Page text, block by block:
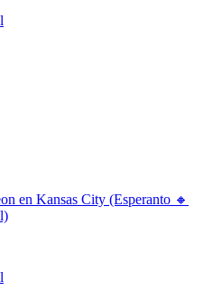
en Kansas City (Esperanto 🔸